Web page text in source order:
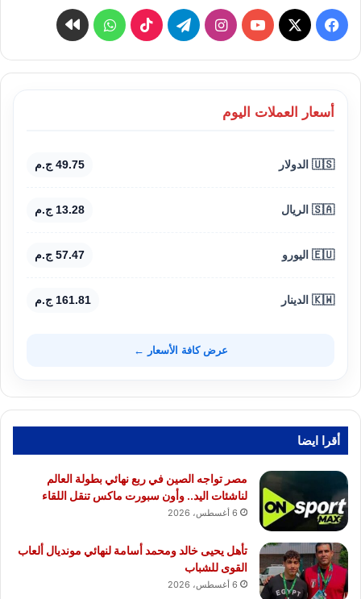
فيسبوك
‫X
‫YouTubeانستقرامتيلقرام ‫TikTokواتسابكواى
أسعار العملات اليوم
🇺🇸 الدولار 49.75 ج.م
🇸🇦 الريال 13.28 ج.م
🇪🇺 اليورو 57.47 ج.م
🇰🇼 الدينار 161.81 ج.م
عرض كافة الأسعار ←
أقرا ايضا
مصر تواجه الصين في ربع نهائي بطولة العالم
لناشئات اليد.. وأون سبورت ماكس تنقل اللقاء
6 أغسطس، 2026
تأهل يحيى خالد ومحمد أسامة لنهائي مونديال ألعاب
القوى للشباب
6 أغسطس، 2026